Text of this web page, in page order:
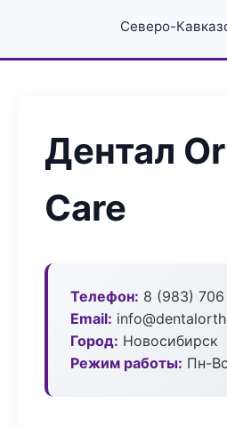
Северо-
Дентал
Care
Телефон: 8 (983) 706
Email:
Город: Новосибирск
Режим работы: Пн-